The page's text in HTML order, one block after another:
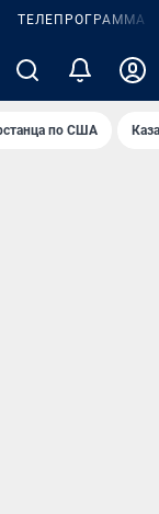
ТЕЛЕПРОГРАММА
по США